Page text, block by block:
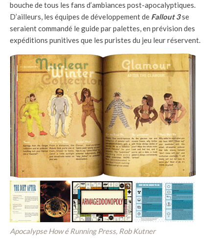
bouche de tous les fans d’ambiances post-apocalyptiques.
D’ailleurs, les équipes de développement de Fallout 3se
seraient commandé le guide par palettes, en prévision des
expéditions punitives que les puristes du jeu leur réservent.
Apocalypse How é Running Press, Rob Kutner